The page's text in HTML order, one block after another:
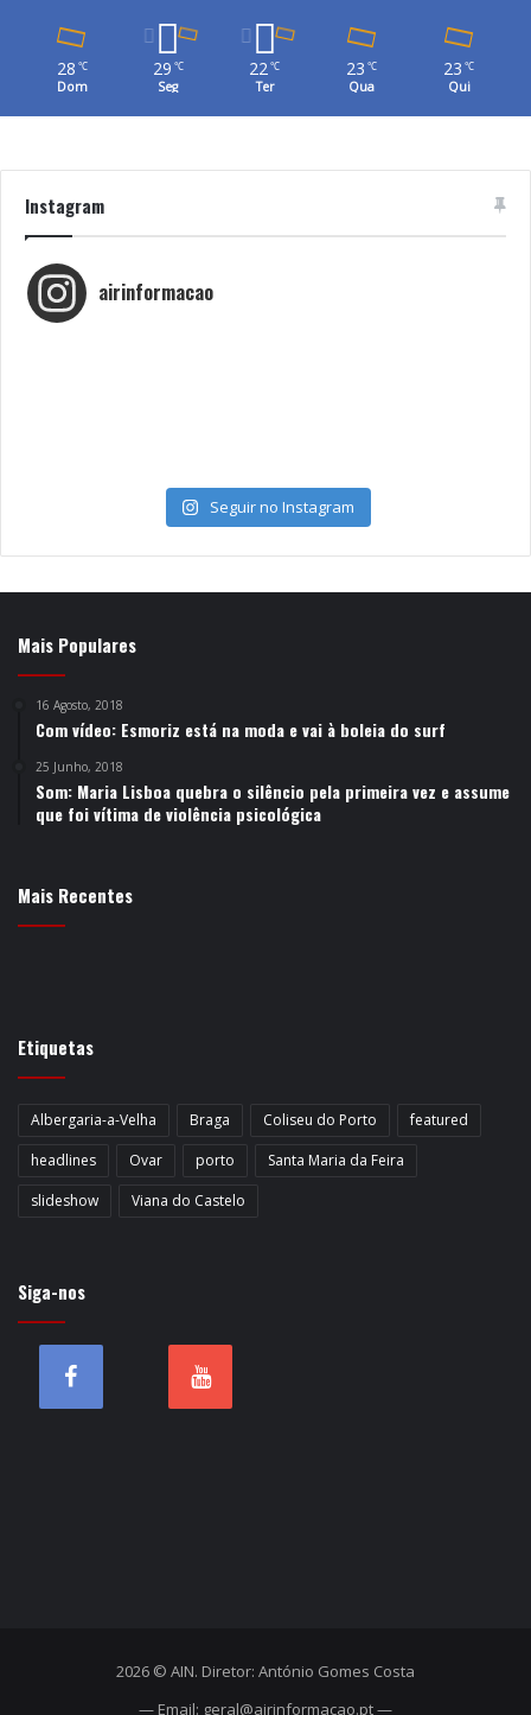
28 ℃
Dom
29 ℃
Seg
22℃
Ter
23 ℃
Qua
23 ℃
Qui
Instagram
airinformacao
Seguir no Instagram
Mais Populares
16 Agosto, 2018
Com vídeo: Esmoriz está na moda e vai à boleia do surf
25 Junho, 2018
Som: Maria Lisboa quebra o silêncio pela primeira vez e assume
que foi vítima de violência psicológica
Mais Recentes
Etiquetas
Albergaria-a-Velha Braga Coliseu do Porto
featured
headlines
Ovar porto
Santa Maria da Feira
slideshow
Viana do Castelo
Siga-nos
2026 © AIN. Diretor: António Gomes Costa
— Email: geral@airinformacao.pt —